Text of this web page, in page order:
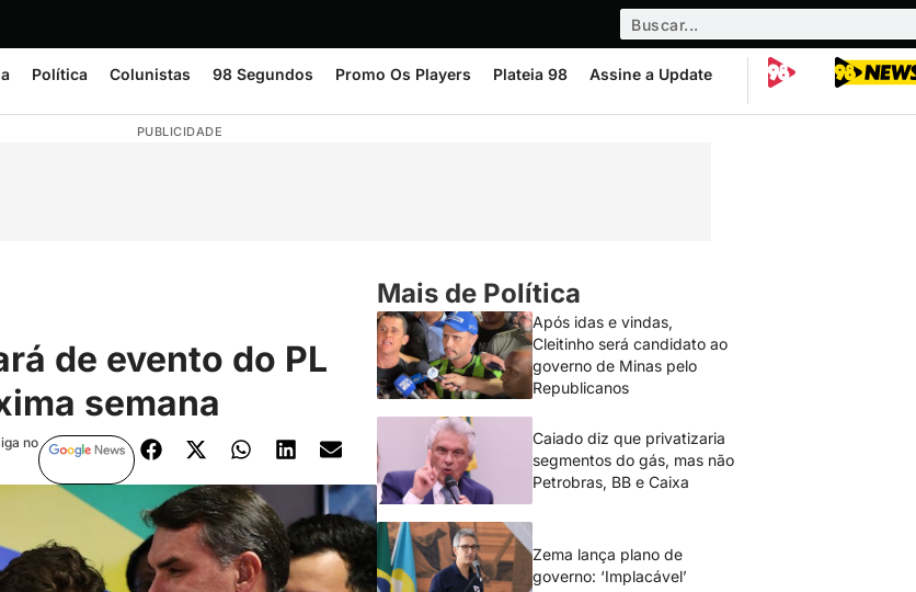
Política Colunistas 98 Segundos Promo Os Players Plateia 98 Assine a Update
PUBLICIDADE
de evento do PL
semana
no
Mais de Política
Após idas e vindas,
Cleitinho será candidato ao
governo de Minas pelo
Republicanos
Caiado diz que privatizaria
segmentos do gás, mas não
Petrobras, BB e Caixa
Zema lança plano de
governo: ‘Implacável’